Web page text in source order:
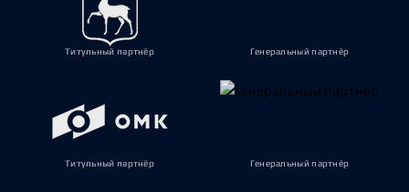
Титульный партнёр Генеральный партнёр
Титульный партнёр Генеральный партнёр